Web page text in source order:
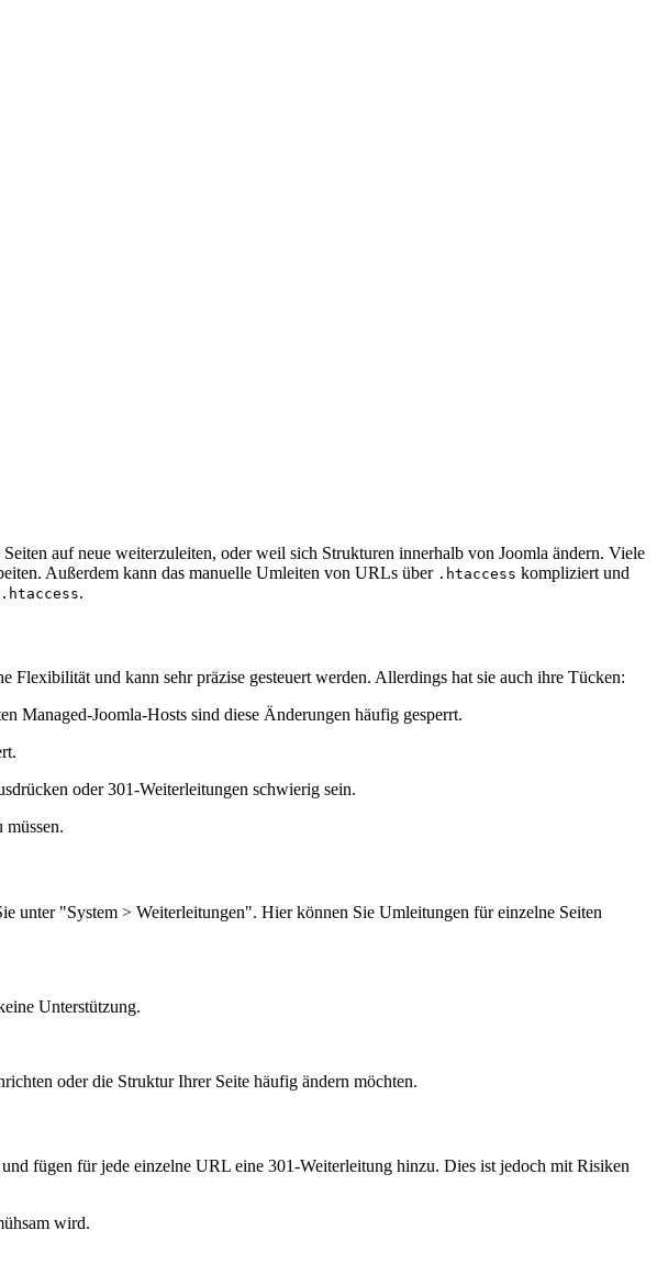
auf neue weiterzuleiten, oder weil sich Strukturen innerhalb von Joomla ändern. Viele
Außerdem kann das manuelle Umleiten von URLs über .htaccess kompliziert und
.htaccess.
und kann sehr präzise gesteuert werden. Allerdings hat sie auch ihre Tücken:
Managed-Joomla-Hosts sind diese Änderungen häufig gesperrt.
oder 301-Weiterleitungen schwierig sein.
müssen.
unter "System > Weiterleitungen". Hier können Sie Umleitungen für einzelne Seiten
Unterstützung.
oder die Struktur Ihrer Seite häufig ändern möchten.
fügen für jede einzelne URL eine 301-Weiterleitung hinzu. Dies ist jedoch mit Risiken
wird.